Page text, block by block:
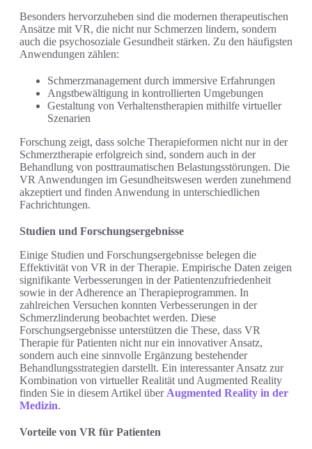
Besonders hervorzuheben sind die modernen therapeutischen
Ansätze mit VR, die nicht nur Schmerzen lindern, sondern
auch die psychosoziale Gesundheit stärken. Zu den häufigsten
Anwendungen zählen:
Schmerzmanagement durch immersive Erfahrungen
Angstbewältigung in kontrollierten Umgebungen
Gestaltung von Verhaltenstherapien mithilfe virtueller
Szenarien
Forschung zeigt, dass solche Therapieformen nicht nur in der
Schmerztherapie erfolgreich sind, sondern auch in der
Behandlung von posttraumatischen Belastungsstörungen. Die
VR Anwendungen im Gesundheitswesen werden zunehmend
akzeptiert und finden Anwendung in unterschiedlichen
Fachrichtungen.
Studien und Forschungsergebnisse
Einige Studien und Forschungsergebnisse belegen die
Effektivität von VR in der Therapie. Empirische Daten zeigen
signifikante Verbesserungen in der Patientenzufriedenheit
sowie in der Adherence an Therapieprogrammen. In
zahlreichen Versuchen konnten Verbesserungen in der
Schmerzlinderung beobachtet werden. Diese
Forschungsergebnisse unterstützen die These, dass VR
Therapie für Patienten nicht nur ein innovativer Ansatz,
sondern auch eine sinnvolle Ergänzung bestehender
Behandlungsstrategien darstellt. Ein interessanter Ansatz zur
Kombination von virtueller Realität und Augmented Reality
finden Sie in diesem Artikel über Augmented Reality in der
Medizin.
Vorteile von VR für Patienten